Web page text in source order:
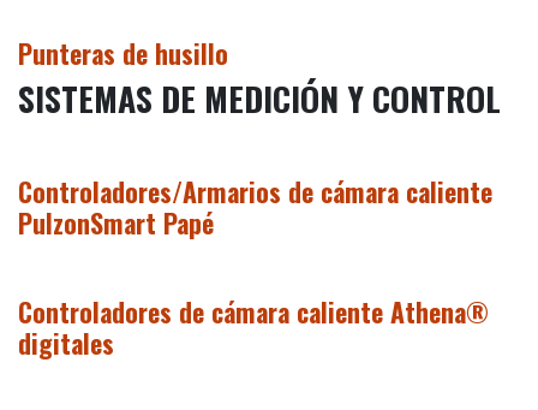
Punteras de husillo
SISTEMAS DE MEDICIÓN Y CONTROL
Controladores/Armarios de cámara caliente
PulzonSmart Papé
Controladores de cámara caliente Athena®
digitales